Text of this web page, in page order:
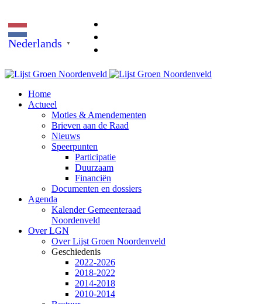
Nederlands ▼
Home
Actueel
Moties & Amendementen
Brieven aan de Raad
Nieuws
Speerpunten
Participatie
Duurzaam
Financiën
Documenten en dossiers
Agenda
Kalender Gemeenteraad
Noordenveld
Over LGN
Over Lijst Groen Noordenveld
Geschiedenis
2022-2026
2018-2022
2014-2018
2010-2014